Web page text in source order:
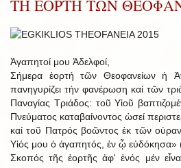
ΤΗ ΕΟΡΤΗ ΤΩΝ
Ἀγαπητοί μου Ἀδελφοί,
Σήμερα ἑορτή τῶν Θεοφανείων ἡ
πανηγυρίζει τήν φανέρωση καί τῶν
Παναγίας Τριάδος: τοῦ Υἱοῦ
Πνεύματος καταβαίνοντος ὡσεί
καί τοῦ Πατρός βοῶντος ἐκ τῶν
Υἱός μου ὁ ἀγαπητός, ἐν ᾧ εὐδόκησα»
Σκοπός τῆς ἑορτῆς ἀφ' ἑνός μέν